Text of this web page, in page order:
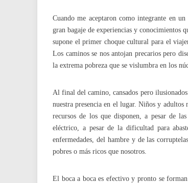
Cuando me aceptaron como integrante en
gran bagaje de experiencias y conocimientos
supone el primer choque cultural para el
Los caminos se nos antojan precarios pero
la extrema pobreza que se vislumbra en los
Al final del camino, cansados pero
nuestra presencia en el lugar. Niños y adultos
recursos de los que disponen, a pesar de
eléctrico, a pesar de la dificultad para
enfermedades, del hambre y de las
pobres o más ricos que nosotros.
El boca a boca es efectivo y pronto se